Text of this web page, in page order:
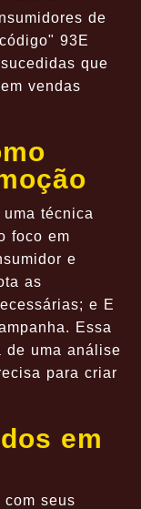
de
93E
que
vendas
técnica
foco em
e
as
e E
Essa
de uma análise
para criar
em
com seus